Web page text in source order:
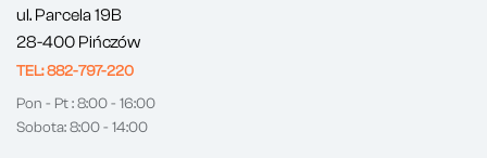
ul. Parcela 19B
28-400 Pińczów
TEL: 882-797-220
Pon - Pt : 8:00 - 16:00
Sobota: 8:00 - 14:00